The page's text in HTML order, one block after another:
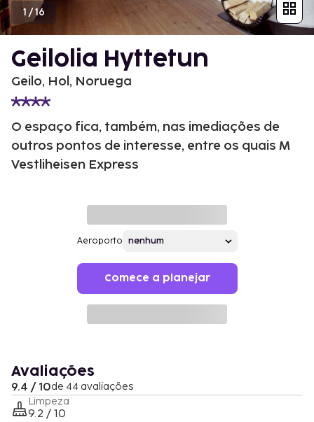
1 /16
Geilolia Hyttetun
Geilo, Hol, Noruega
O espaço fica, também, nas imediações de
outros pontos de interesse, entre os quais M
Vestliheisen Express
Aeroporto
Comece a planejar
Avaliações
9.4 / 10de 44 avaliações
Limpeza
9.2 / 10